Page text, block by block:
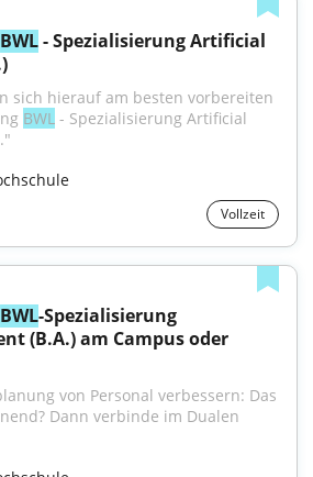
BWL - Spezialisierung Artificial
sich hierauf am besten vorbereiten
BWL - Spezialisierung Artificial
Vollzeit
BWL-Spezialisierung
(B.A.) am Campus oder
von Personal verbessern: Das
Dann verbinde im Dualen